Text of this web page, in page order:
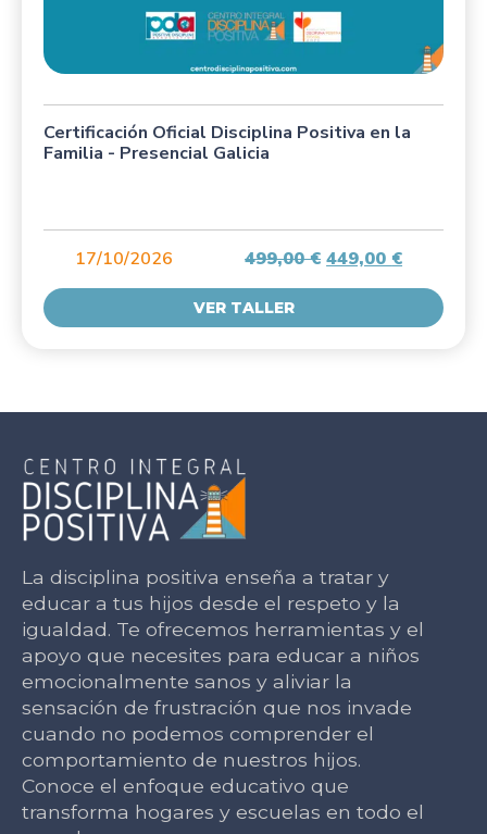
Certificación Oficial Disciplina Positiva en la
Familia - Presencial Galicia
17/10/2026 499,00€ 449,00 €
VER TALLER
La disciplina positiva enseña a tratar y
educar a tus hijos desde el respeto y la
igualdad. Te ofrecemos herramientas y el
apoyo que necesites para educar a niños
emocionalmente sanos y aliviar la
sensación de frustración que nos invade
cuando no podemos comprender el
comportamiento de nuestros hijos.
Conoce el enfoque educativo que
transforma hogares y escuelas en todo el